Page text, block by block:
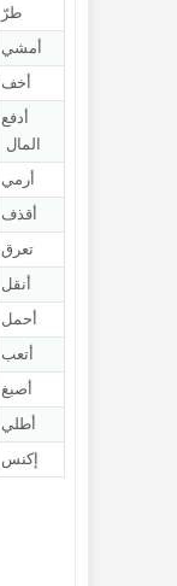
طرّ
أمشي
أخف
أدفع
المال
أرمي
أقذف
تعرق
أنقل
أحمل
أتعب
أصبغ
أطلي
إكنس